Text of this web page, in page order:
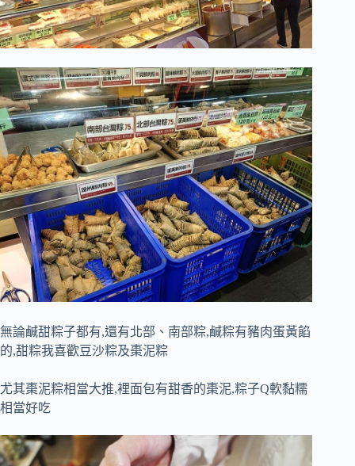
無論鹹甜粽子都有,還有北部、南部粽,鹹粽有豬肉蛋黃餡
的,甜粽我喜歡豆沙粽及棗泥粽
尤其棗泥粽相當大推,裡面包有甜香的棗泥,粽子Q軟黏糯
相當好吃